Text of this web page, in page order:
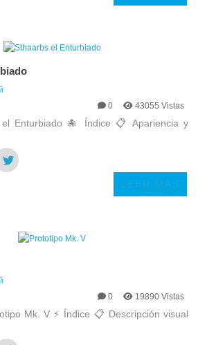
0
43055 Vistas
Enturbiado 🐙 Índice 📋 Apariencia y
LEER MÁS
0
19890 Vistas
Mk. V ⚡ Índice 📋 Descripción visual